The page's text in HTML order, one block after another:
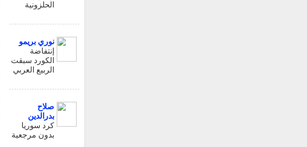
الحلزونية
نوري بريمو
إنتفاضة
الكورد سبقت
الربيع العربي
صلاح
بدرالدين
كرد سوريا
بدون مرجعية